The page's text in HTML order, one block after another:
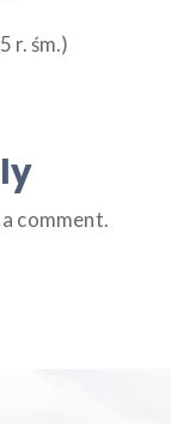
r. śm.)
comment.